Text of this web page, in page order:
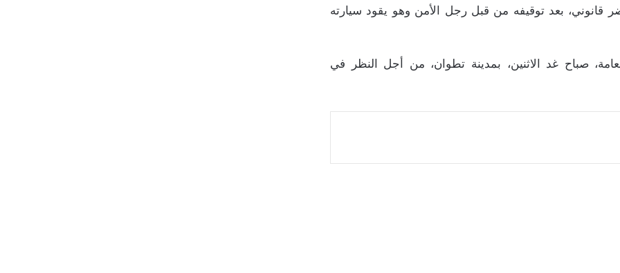
بعد توقيفه من قبل رجل الأمن وهو يقود سيارته
صباح غد الاثنين، بمدينة تطوان، من أجل النظر في